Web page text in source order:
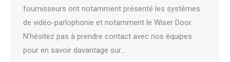
fournisseurs ont notamment présenté les systèmes
de vidéo-parlophonie et notamment le Wiser Door.
N’hésitez pas à prendre contact avec nos équipes
pour en savoir davantage sur…